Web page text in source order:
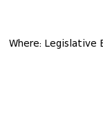
Where: Legislative